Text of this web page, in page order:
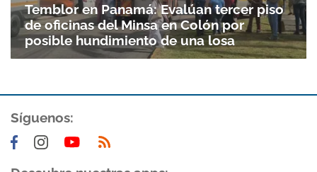
Temblor en Panamá: Evalúan tercer piso
de oficinas del Minsa en Colón por
posible hundimiento de una losa
Síguenos: